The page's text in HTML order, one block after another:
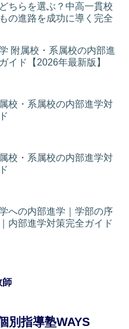
ちらを選ぶ？中高一貫校
の進路を成功に導く完全
附属校・系属校の内部進
イド【2026年最新版】
校・系属校の内部進学対
校・系属校の内部進学対
への内部進学｜学部の序
内部進学対策完全ガイド
師
別指導塾WAYS